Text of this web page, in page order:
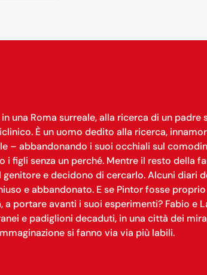
una Roma surreale, alla ricerca di un
È un uomo dedito alla ricerca,
– abbandonando i suoi occhiali sul
i figli senza un perché. Mentre il resto della
e decidono di cercarlo. Alcuni diari
e abbandonato. E se Pintor fosse
portare avanti i suoi esperimenti? Fabio e
e padiglioni decaduti, in una città dei
si fanno via via più labili.